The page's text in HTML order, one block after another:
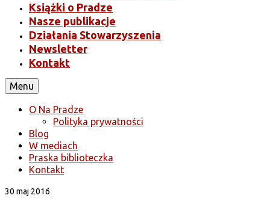
Książki o Pradze
Nasze publikacje
Działania Stowarzyszenia
Newsletter
Kontakt
Menu
O Na Pradze
Polityka prywatności
Blog
W mediach
Praska biblioteczka
Kontakt
30 maj 2016